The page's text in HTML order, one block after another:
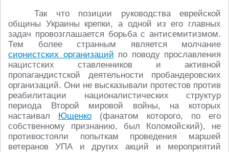
Так что позиции руководства еврейской
общины Украины крепки, а одной из его главных
задач провозглашается борьба с антисемитизмом.
Тем более странным является молчание
сионистских организаций по поводу прославления
нацистских ставленников и активной
пропагандистской деятельности пробандеровских
организаций. Они не высказывали протестов против
реабилитации националистических структур
периода Второй мировой войны, на которых
настаивал Ющенко (фанатом которого, по его
собственному признанию, был Коломойский), не
противостояли попыткам проведения маршей
ветеранов УПА и других акций и мероприятий